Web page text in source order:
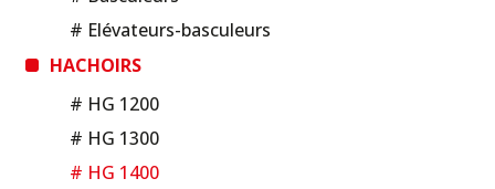
# Elévateurs-basculeurs
HACHOIRS
# HG 1200
# HG 1300
# HG 1400